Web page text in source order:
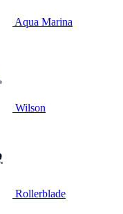
Aqua Marina
Wilson
Rollerblade